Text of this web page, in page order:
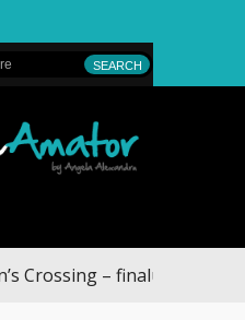
Crossing – finalul sezonului